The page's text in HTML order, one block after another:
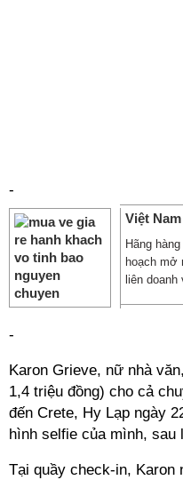
-
Việt
Hãng
hoạch mở
liên
-
Karon Grieve, nữ nhà
1,4 triệu đồng) cho cả
đến Crete, Hy Lạp ngày
hình selfie của mình, sau
Tại quầy check-in, Karon